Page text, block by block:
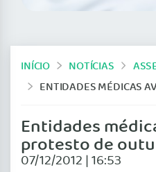
INÍCIO NOTÍCIAS
ENTIDADES MÉDICAS AVALIAM PROTESTO DE
Entidades
protesto de
07/12/2012 | 16:53